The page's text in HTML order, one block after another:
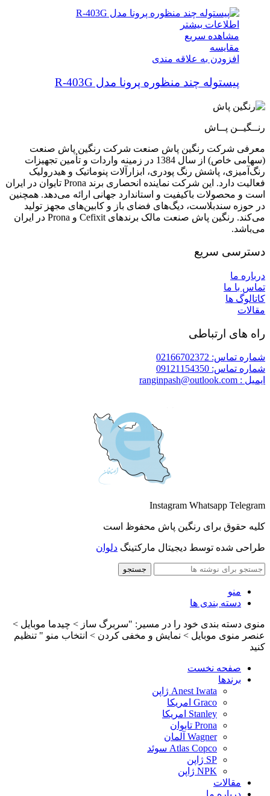
اطلاعات بیشتر
مشاهده سریع
مقایسه
افزودن به علاقه مندی
پیستوله چند منظوره پرونا مدل R-403G
رنــگیــن پــاش
معرفی شرکت رنگین پاش صنعت شرکت رنگین پاش صنعت
(سهامی خاص) از سال 1384 در زمینه واردات و تأمین تجهیزات
رنگ‌آمیزی، پاشش رنگ پودری، ابزارآلات پنوماتیک و هیدرولیک
فعالیت دارد. این شرکت نماینده انحصاری برند Prona تایوان در ایران
است و محصولات باکیفیت و استاندارد جهانی ارائه می‌دهد. همچنین
در حوزه سندبلاست، دیگ‌های فضای باز و کابین‌های مجهز تولید
می‌کند. رنگین پاش صنعت مالک برندهای Cefixit و Prona در ایران
می‌باشد.
دسترسی سریع
درباره ما
تماس با ما
کاتالوگ ها
مقالات
راه های ارتباطی
شماره تماس: 02166702372
شماره تماس: 09121154350
ایمیل : ranginpash@outlook.com
Instagram Whatsapp Telegram
کلیه حقوق برای رنگین پاش محفوظ است
طراحی شده توسط دیجیتال مارکتینگ دلوان
جستجو
منو
دسته بندی ها
منوی دسته بندی خود را در مسیر: "سربرگ ساز > چیدما موبایل >
عنصر منوی موبایل > نمایش و مخفی کردن > انتخاب منو " تنظیم
کنید
صفحه نخست
برندها
Anest Iwata ژاپن
Graco امریکا
Stanley امریکا
Prona تایوان
Wagner آلمان
Atlas Copco سوئد
SP ژاپن
NPK ژاپن
مقالات